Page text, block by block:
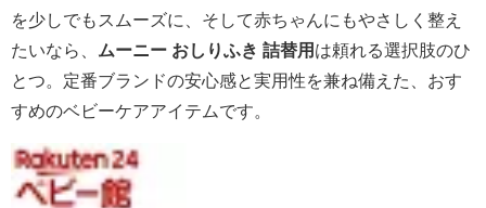
を少しでもスムーズに、そして赤ちゃんにもやさしく整え
たいなら、
ムーニー おしりふき 詰替用 は頼れる選択肢のひ
とつ。定番ブランドの安心感と実用性を兼ね備えた、おす
すめのベビーケアアイテムです。